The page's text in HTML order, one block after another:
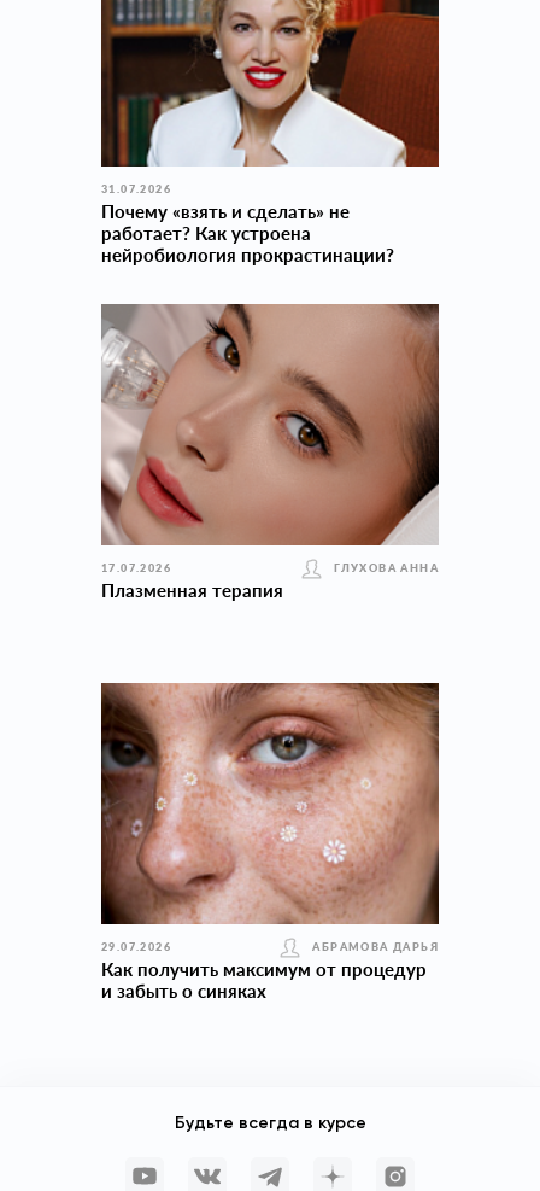
31.07.2026
Почему «взять и сделать» не
работает? Как устроена
нейробиология прокраcтинации?
17.07.2026 ГЛУХОВА АННА
Плазменная терапия
29.07.2026 АБРАМОВА ДАРЬЯ
Как получить максимум от процедур
и забыть о синяках
Будьте всегда в курсе